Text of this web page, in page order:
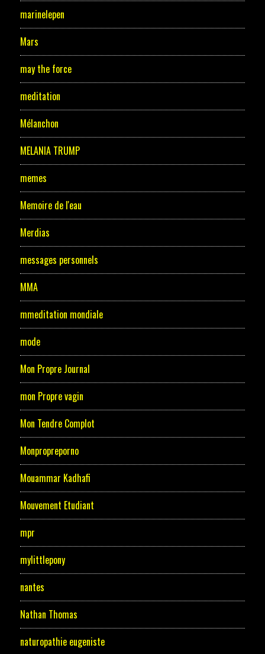
marinelepen
Mars
may the force
meditation
Mélanchon
MELANIA TRUMP
memes
Memoire de l'eau
Merdias
messages personnels
MMA
mmeditation mondiale
mode
Mon Propre Journal
mon Propre vagin
Mon Tendre Complot
Monpropreporno
Mouammar Kadhafi
Mouvement Etudiant
mpr
mylittlepony
nantes
Nathan Thomas
naturopathie eugeniste